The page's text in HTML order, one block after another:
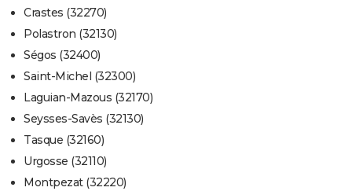
Crastes (32270)
Polastron (32130)
Ségos (32400)
Saint-Michel (32300)
Laguian-Mazous (32170)
Seysses-Savès (32130)
Tasque (32160)
Urgosse (32110)
Montpezat (32220)